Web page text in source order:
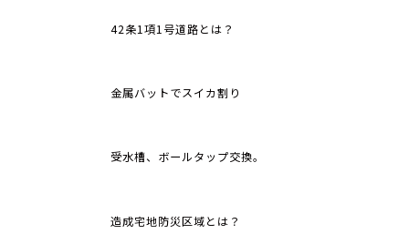
42条1項1号道路とは？
金属バットでスイカ割り
受水槽、ボールタップ交換。
造成宅地防災区域とは？